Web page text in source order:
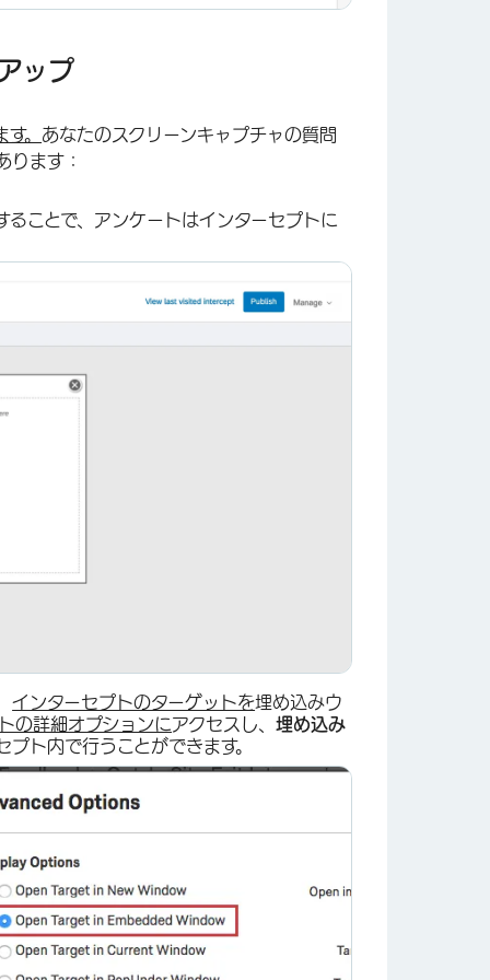
×
ップ
。 あなたのスクリーンキャプチャの質問
ります：
ることで、アンケートはインターセプトに
×
インターセプトのターゲットを埋め込みウ
の詳細オプションにアクセスし、埋め込み
プト内で行うことができます。